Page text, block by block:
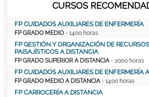
CURSOS
FP CUIDADOS AUXILIARES DE ENFERMERÍA
FP GRADO MEDIO - 1400 horas
FP GESTIÓN Y ORGANIZACIÓN DE
PAISAJÍSTICOS A DISTANCIA
FP GRADO SUPERIOR A DISTANCIA- 2000 horas
FP CUIDADOS AUXILIARES DE ENFERMERÍA
FP GRADO MEDIO A DISTANCIA- 1400 horas
FP CARROCERÍA A DISTANCIA